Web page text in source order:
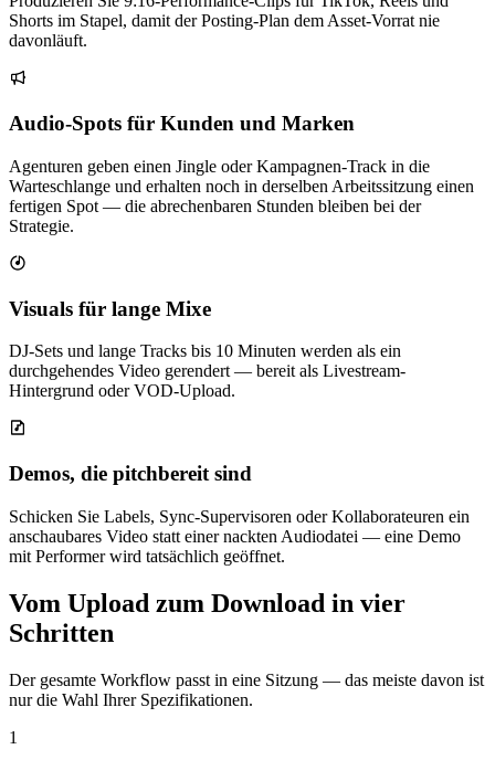
Shorts im Stapel, damit der Posting-Plan dem Asset-Vorrat nie
davonläuft.
Audio-Spots für Kunden und Marken
Agenturen geben einen Jingle oder Kampagnen-Track in die
Warteschlange und erhalten noch in derselben Arbeitssitzung einen
fertigen Spot — die abrechenbaren Stunden bleiben bei der
Strategie.
Visuals für lange Mixe
DJ-Sets und lange Tracks bis 10 Minuten werden als ein
durchgehendes Video gerendert — bereit als Livestream-
Hintergrund oder VOD-Upload.
Demos, die pitchbereit sind
Schicken Sie Labels, Sync-Supervisoren oder Kollaborateuren ein
anschaubares Video statt einer nackten Audiodatei — eine Demo
mit Performer wird tatsächlich geöffnet.
Vom Upload zum Download in vier
Schritten
Der gesamte Workflow passt in eine Sitzung — das meiste davon ist
nur die Wahl Ihrer Spezifikationen.
1